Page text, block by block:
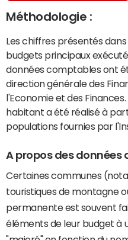
Méthodologie :
Les chiffres présentés
budgets principaux
données comptables ont
direction générale des
l'Economie et des
habitant a été réalisé à
populations fournies par
A propos des données
Certaines communes
touristiques de montagne
permanente est souvent
éléments de leur budget à